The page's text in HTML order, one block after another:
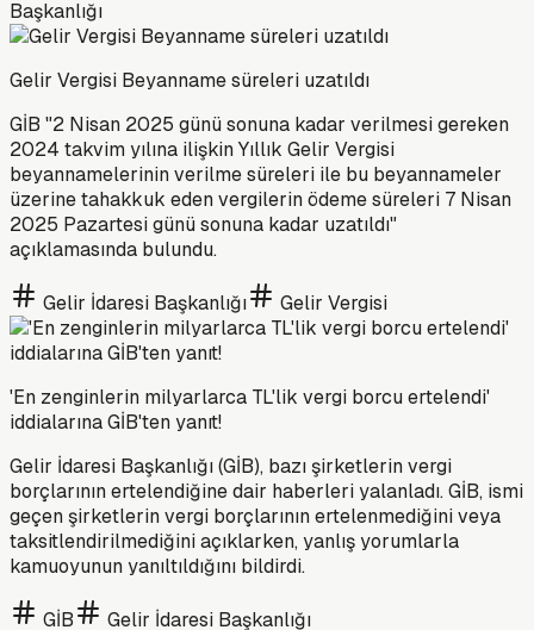
Başkanlığı
Gelir Vergisi Beyanname süreleri uzatıldı
GİB "2 Nisan 2025 günü sonuna kadar verilmesi gereken
2024 takvim yılına ilişkin Yıllık Gelir Vergisi
beyannamelerinin verilme süreleri ile bu beyannameler
üzerine tahakkuk eden vergilerin ödeme süreleri 7 Nisan
2025 Pazartesi günü sonuna kadar uzatıldı"
açıklamasında bulundu.
Gelir İdaresi Başkanlığı Gelir Vergisi
'En zenginlerin milyarlarca TL'lik vergi borcu ertelendi'
iddialarına GİB'ten yanıt!
Gelir İdaresi Başkanlığı (GİB), bazı şirketlerin vergi
borçlarının ertelendiğine dair haberleri yalanladı. GİB, ismi
geçen şirketlerin vergi borçlarının ertelenmediğini veya
taksitlendirilmediğini açıklarken, yanlış yorumlarla
kamuoyunun yanıltıldığını bildirdi.
GİB Gelir İdaresi Başkanlığı